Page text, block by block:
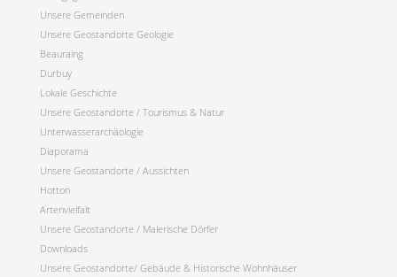
Unsere Gemeinden
Unsere Geostandorte Geologie
Beauraing
Durbuy
Lokale Geschichte
Unsere Geostandorte / Tourismus & Natur
Unterwasserarchäologie
Diaporama
Unsere Geostandorte / Aussichten
Hotton
Artenvielfalt
Unsere Geostandorte / Malerische Dörfer
Downloads
Unsere Geostandorte/ Gebäude & Historische Wohnhäuser